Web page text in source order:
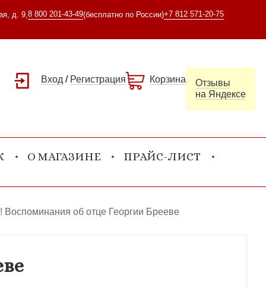
д. 9, 8 800 201-43-49(бесплатно по России)+7 812 571-20-75
Вход / Регистрация Корзина
Отзывы
на Яндексе
О МАГАЗИНЕ ПРАЙС-ЛИСТ
Воспоминания об отце Георгии Брееве